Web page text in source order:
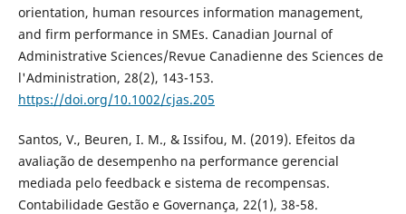
orientation, human resources information management,
and firm performance in SMEs. Canadian Journal of
Administrative Sciences/Revue Canadienne des Sciences de
l'Administration, 28(2), 143-153.
https://doi.org/10.1002/cjas.205
Santos, V., Beuren, I. M., & Issifou, M. (2019). Efeitos da
avaliação de desempenho na performance gerencial
mediada pelo feedback e sistema de recompensas.
Contabilidade Gestão e Governança, 22(1), 38-58.